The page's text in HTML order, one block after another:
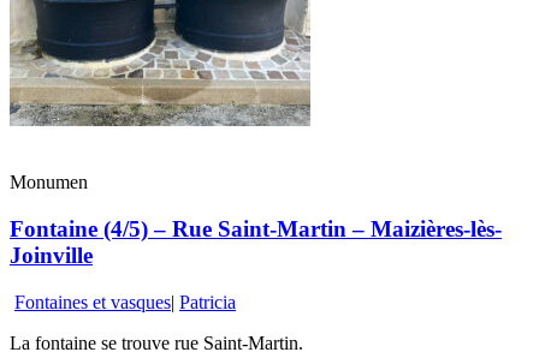
Monumen
Fontaine (4/5) – Rue Saint-Martin – Maizières-lès-
Joinville
Fontaines et vasques| Patricia
La fontaine se trouve rue Saint-Martin.